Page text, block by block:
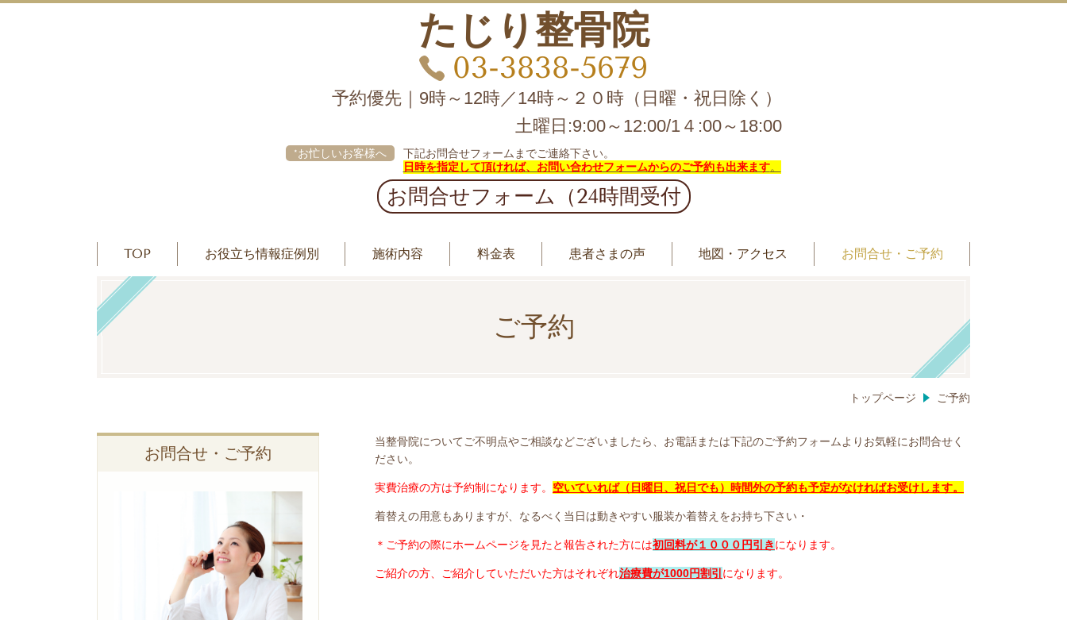
たじり整骨院
03-3838-5679
予約優先｜9時～12時／14時～２０時（日曜・祝日除く）
土曜日:9:00～12:00/1４:00～18:00
*お忙しいお客様へ
下記お問合せフォームまでご連絡下さい。
日時を指定して頂ければ、お問い合わせフォームからのご予約も出来ます。
お問合せフォーム（24時間受付
TOP お役立ち情報症例別 施術内容 料金表 患者さまの声 地図・アクセス お問合せ・ご予約
ご予約
トップページ ご予約
当整骨院についてご不明点やご相談などございましたら、お電話または下記のご予約フォームよりお気軽にお問合せく
ださい。
実費治療の方は予約制になります。 空いていれば（日曜日、祝日でも）時間外の予約も予定がなければお受けします。
着替えの用意もありますが、なるべく当日は動きやすい服装か着替えをお持ち下さい・
＊ご予約の際にホームページを見たと報告された方には初回料が１０００円引きになります。
ご紹介の方、ご紹介していただいた方はそれぞれ治療費が1000円割引 になります。
お問合せ・ご予約